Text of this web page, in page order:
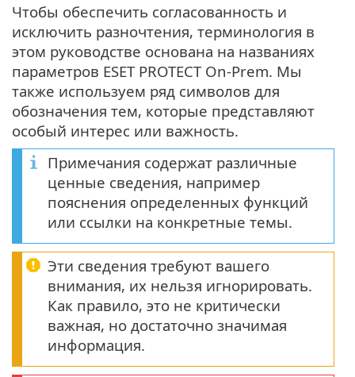
Чтобы обеспечить согласованность и
исключить разночтения, терминология в
этом руководстве основана на названиях
параметров ESET PROTECT On-Prem. Мы
также используем ряд символов для
обозначения тем, которые представляют
особый интерес или важность.
Примечания содержат различные
ценные сведения, например
пояснения определенных функций
или ссылки на конкретные темы.
Эти сведения требуют вашего
внимания, их нельзя игнорировать.
Как правило, это не критически
важная, но достаточно значимая
информация.